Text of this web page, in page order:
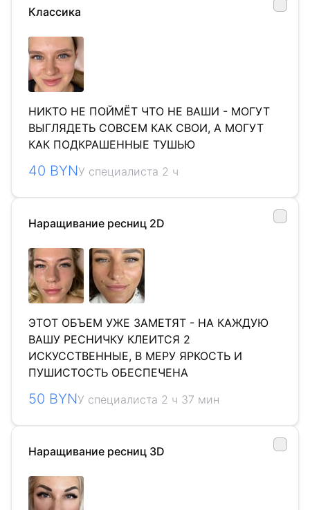
Классика
НИКТО НЕ ПОЙМЁТ ЧТО НЕ ВАШИ - МОГУТ
ВЫГЛЯДЕТЬ СОВСЕМ КАК СВОИ, А МОГУТ
КАК ПОДКРАШЕННЫЕ ТУШЬЮ
40 BYNУ специалиста 2 ч
Наращивание ресниц 2D
ЭТОТ ОБЪЕМ УЖЕ ЗАМЕТЯТ - НА КАЖДУЮ
ВАШУ РЕСНИЧКУ КЛЕИТСЯ 2
ИСКУССТВЕННЫЕ, В МЕРУ ЯРКОСТЬ И
ПУШИСТОСТЬ ОБЕСПЕЧЕНА
50 BYNУ специалиста 2 ч 37 мин
Наращивание ресниц 3D